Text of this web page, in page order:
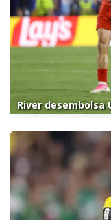
River desembolsa